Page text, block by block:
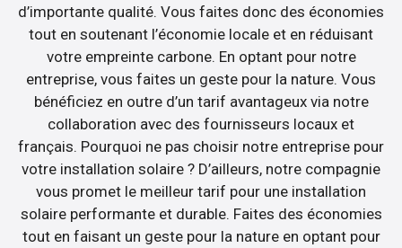
d’importante qualité. Vous faites donc des économies
tout en soutenant l’économie locale et en réduisant
votre empreinte carbone. En optant pour notre
entreprise, vous faites un geste pour la nature. Vous
bénéficiez en outre d’un tarif avantageux via notre
collaboration avec des fournisseurs locaux et
français. Pourquoi ne pas choisir notre entreprise pour
votre installation solaire ? D’ailleurs, notre compagnie
vous promet le meilleur tarif pour une installation
solaire performante et durable. Faites des économies
tout en faisant un geste pour la nature en optant pour